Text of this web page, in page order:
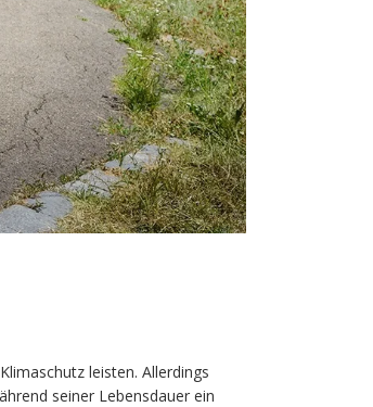
leisten. Allerdings
seiner Lebensdauer ein